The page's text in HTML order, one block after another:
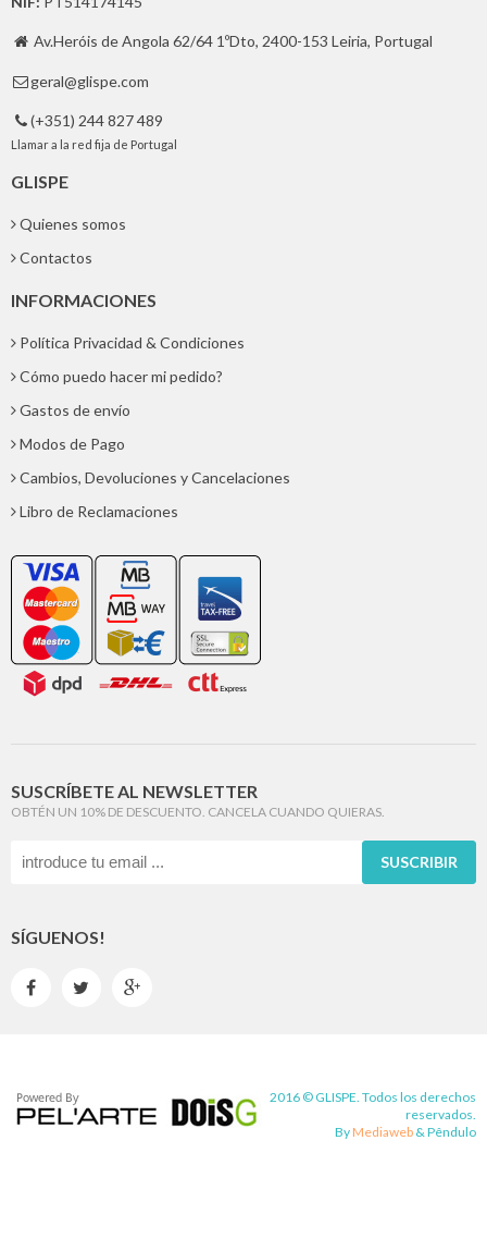
 Av.Heróis de Angola 62/64 1ºDto, 2400-153 Leiria, Portugal
 geral@glispe.com
 (+351) 244 827 489
Llamar a la red fija de Portugal
GLISPE
Quienes somos
Contactos
INFORMACIONES
Política Privacidad & Condiciones
Cómo puedo hacer mi pedido?
Gastos de envío
Modos de Pago
Cambios, Devoluciones y Cancelaciones
Libro de Reclamaciones
SUSCRÍBETE AL NEWSLETTER
OBTÉN UN 10% DE DESCUENTO. CANCELA CUANDO QUIERAS.
SUSCRIBIR
SÍGUENOS!
  
2016 © GLISPE. Todos los derechos
reservados.
By Mediaweb & Pêndulo